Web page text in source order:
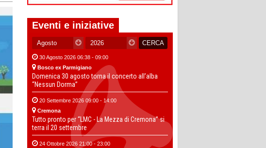
Eventi e iniziative
30 Agosto 2026 06:38 - 09:00
Bosco ex Parmigiano
Domenica 30 agosto torna il concerto all’alba
“Nessun Dorma”
20 Settembre 2026 09:00 - 14:00
Cremona
Tutto pronto per “LMC - La Mezza di Cremona” si
terra il 20 settembre
24 Ottobre 2026 21:00 - 23:00